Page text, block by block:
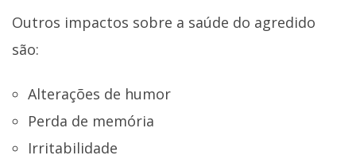
Outros impactos sobre a saúde do agredido
são:
Alterações de humor
Perda de memória
Irritabilidade